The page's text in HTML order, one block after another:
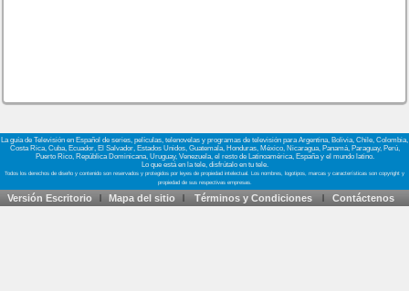
La guía de Televisión en Español de series, películas, telenovelas y programas de televisión para Argentina, Bolivia, Chile, Colombia,
Costa Rica, Cuba, Ecuador, El Salvador, Estados Unidos, Guatemala, Honduras, México, Nicaragua, Panamá, Paraguay, Perú,
Puerto Rico, República Dominicana, Uruguay, Venezuela, el resto de Latinoamérica, España y el mundo latino.
Lo que está en la tele, disfrútalo en tu tele.
Versión Escritorio Mapa del sitio Términos y Condiciones Contáctenos